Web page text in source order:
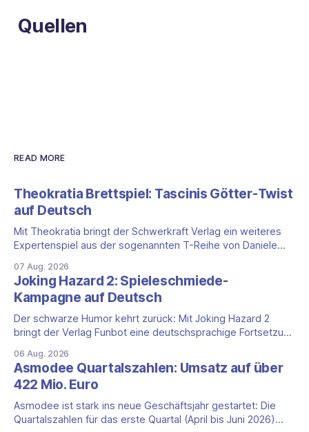
Quellen
READ MORE
Theokratia Brettspiel: Tascinis Götter-Twist
auf Deutsch
Mit Theokratia bringt der Schwerkraft Verlag ein weiteres
Expertenspiel aus der sogenannten T-Reihe von Daniele
Tekhenu und Tzolk'in gehören. Der Aufhänger ist ein
ungewöhnlicher Perspektivwechsel: Sie steuern nicht die
eigene Zivilisation, sondern eine hochentwickelte
außerirdische Gottheit, die vier
07 Aug. 2026
Joking Hazard 2: Spieleschmiede-
Kampagne auf Deutsch
Der schwarze Humor kehrt zurück: Mit Joking Hazard 2
bringt der Verlag Funbot eine deutschsprachige Fortsetzung
Happiness (Explosm) auf die Spieleschmiede. Wir ordnen
ein, was die Kampagne unter dem Motto „Die fiesen
Comics sind zurück!" bietet und wo sie schweigt.
06 Aug. 2026
Asmodee Quartalszahlen: Umsatz auf über
422 Mio. Euro
Asmodee ist stark ins neue Geschäftsjahr gestartet: Die
Quartalszahlen für das erste Quartal (April bis Juni 2026)